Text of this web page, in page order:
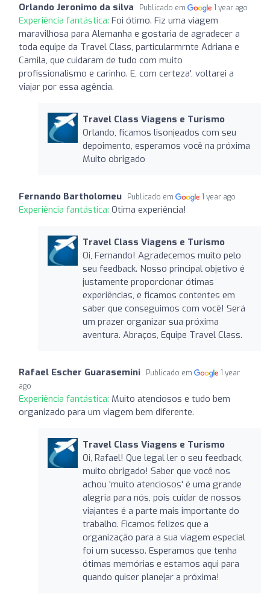
Orlando Jeronimo da silva Publicado em 1 year ago
Experiência fantástica: Foi ótimo. Fiz uma viagem
maravilhosa para Alemanha e gostaria de agradecer a
toda equipe da Travel Class, particularmrnte Adriana e
Camila, que cuidaram de tudo com muito
profissionalismo e carinho. E, com certeza', voltarei a
viajar por essa agência.
Travel Class Viagens e Turismo
Orlando, ficamos lisonjeados com seu
depoimento, esperamos você na próxima
Muito obrigado
Fernando Bartholomeu Publicado em 1 year ago
Experiência fantástica: Otima experiência!
Travel Class Viagens e Turismo
Oi, Fernando! Agradecemos muito pelo
seu feedback. Nosso principal objetivo é
justamente proporcionar ótimas
experiências, e ficamos contentes em
saber que conseguimos com você! Será
um prazer organizar sua próxima
aventura. Abraços, Equipe Travel Class.
Rafael Escher Guarasemini Publicado em
1 year
ago
Experiência fantástica: Muito atenciosos e tudo bem
organizado para um viagem bem diferente.
Travel Class Viagens e Turismo
Oi, Rafael! Que legal ler o seu feedback,
muito obrigado! Saber que você nos
achou 'muito atenciosos' é uma grande
alegria para nós, pois cuidar de nossos
viajantes é a parte mais importante do
trabalho. Ficamos felizes que a
organização para a sua viagem especial
foi um sucesso. Esperamos que tenha
ótimas memórias e estamos aqui para
quando quiser planejar a próxima!